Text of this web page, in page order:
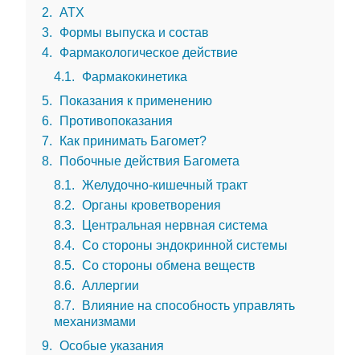
2
АТХ
3
Формы выпуска и состав
4
Фармакологическое действие
4.1
Фармакокинетика
5
Показания к применению
6
Противопоказания
7
Как принимать Багомет?
8
Побочные действия Багомета
8.1
Желудочно-кишечный тракт
8.2
Органы кроветворения
8.3
Центральная нервная система
8.4
Со стороны эндокринной системы
8.5
Со стороны обмена веществ
8.6
Аллергии
8.7
Влияние на способность управлять
механизмами
9
Особые указания